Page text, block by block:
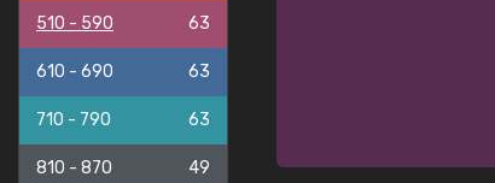
510 - 590 63
610 - 690 63
710 - 790 63
810 - 870 49